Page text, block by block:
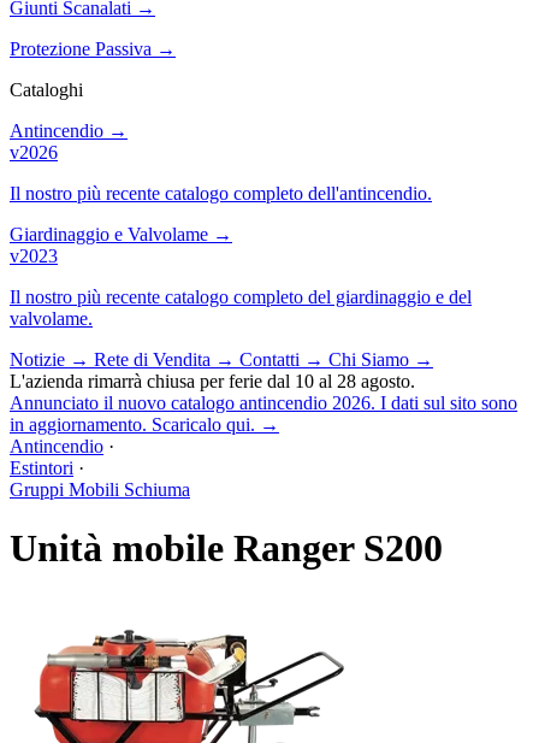
Giunti Scanalati →
Protezione Passiva →
Cataloghi
Antincendio →
v2026
Il nostro più recente catalogo completo dell'antincendio.
Giardinaggio e Valvolame →
v2023
Il nostro più recente catalogo completo del giardinaggio e del
valvolame.
Notizie → Rete di Vendita → Contatti → Chi Siamo →
L'azienda rimarrà chiusa per ferie dal 10 al 28 agosto.
Annunciato il nuovo catalogo antincendio 2026. I dati sul sito sono
in aggiornamento. Scaricalo qui. →
Antincendio ·
Estintori ·
Gruppi Mobili Schiuma
Unità mobile Ranger S200